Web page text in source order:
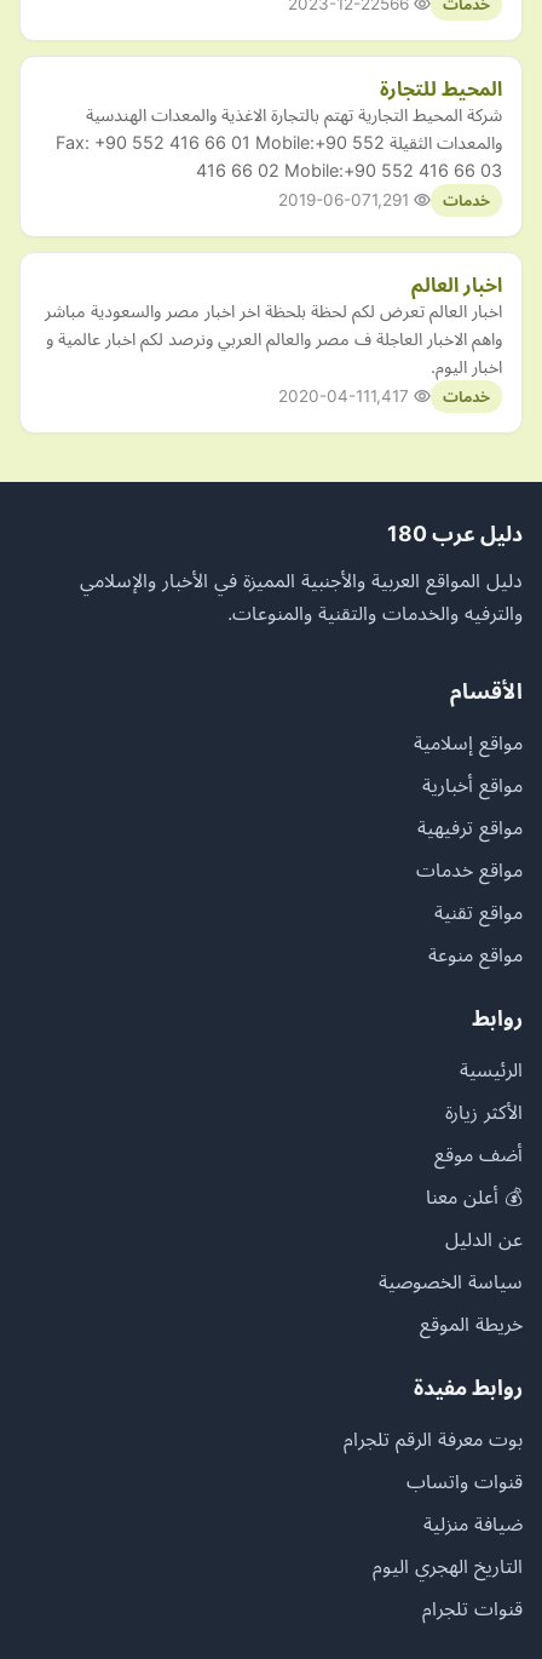
خدمات 2023-12-22
المحيط للتجارة
شركة المحيط التجارية تهتم بالتجارة الاغذية والمعدات الهندسية
والمعدات الثقيلة Fax: +90 552 416 66 01 Mobile:+90 552
416 66 02 Mobile:+90 552 416 66 03
خدمات 2019-06-07
اخبار العالم
اخبار العالم تعرض لكم لحظة بلحظة اخر اخبار مصر والسعودية مباشر
واهم الاخبار العاجلة ف مصر والعالم العربي ونرصد لكم اخبار عالمية و
اخبار اليوم.
خدمات 2020-04-11
دليل عرب 180
دليل المواقع العربية والأجنبية المميزة في الأخبار والإسلامي
والترفيه والخدمات والتقنية والمنوعات.
الأقسام
مواقع إسلامية
مواقع أخبارية
مواقع ترفيهية
مواقع خدمات
مواقع تقنية
مواقع منوعة
روابط
الرئيسية
الأكثر زيارة
أضف موقع
💰 أعلن معنا
عن الدليل
سياسة الخصوصية
خريطة الموقع
روابط مفيدة
بوت معرفة الرقم تلجرام
قنوات واتساب
ضيافة منزلية
التاريخ الهجري اليوم
قنوات تلجرام